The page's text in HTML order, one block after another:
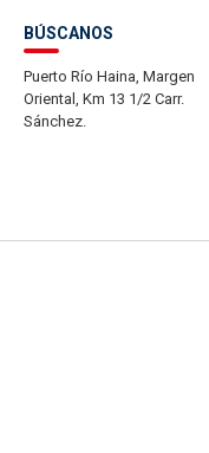
BÚSCANOS
Puerto Río Haina, Margen
Oriental, Km 13 1/2 Carr.
Sánchez.